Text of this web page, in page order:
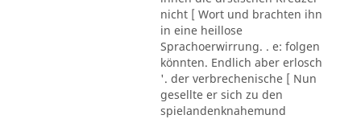
nicht [ Wort und brachten ihn
in eine heillose
Sprachoerwirrung. . e: folgen
könnten. Endlich aber erlosch
'. der verbrechenische [ Nun
gesellte er sich zu den
spielandenknahemund